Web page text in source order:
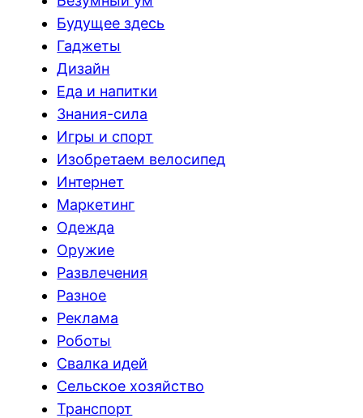
Будущее здесь
Гаджеты
Дизайн
Еда и напитки
Знания-сила
Игры и спорт
Изобретаем велосипед
Интернет
Маркетинг
Одежда
Оружие
Развлечения
Разное
Реклама
Роботы
Свалка идей
Сельское хозяйство
Транспорт